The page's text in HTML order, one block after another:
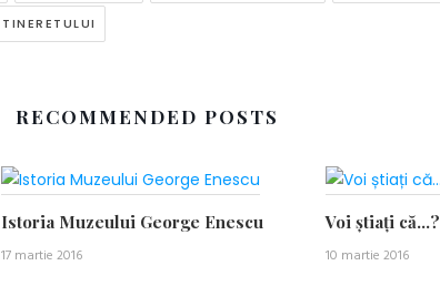
TINERETULUI
RECOMMENDED POSTS
Istoria Muzeului George Enescu
17 martie 2016
Voi știați că…?
10 martie 2016